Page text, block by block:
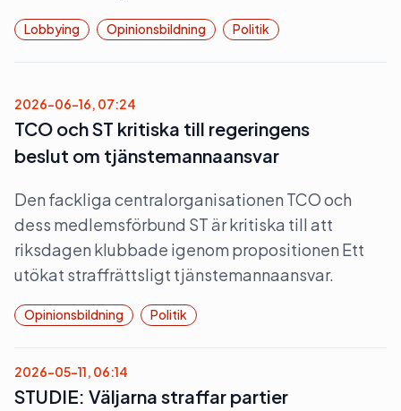
Lobbying Opinionsbildning Politik
2026-06-16, 07:24
TCO och ST kritiska till regeringens
beslut om tjänstemannaansvar
Den fackliga centralorganisationen TCO och
dess medlemsförbund ST är kritiska till att
riksdagen klubbade igenom propositionen Ett
utökat straffrättsligt tjänstemannaansvar.
Opinionsbildning Politik
2026-05-11, 06:14
STUDIE: Väljarna straffar partier